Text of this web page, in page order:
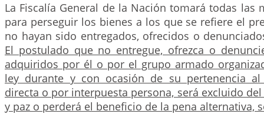
La Fiscalía General de la Nación tomará todas las
para perseguir los bienes a los que se refiere el
no hayan sido entregados, ofrecidos o
El postulado que no entregue, ofrezca o
adquiridos por él o por el grupo armado
ley durante y con ocasión de su pertenencia
directa o por interpuesta persona, será excluido
y paz o perderá el beneficio de la pena alternativa,